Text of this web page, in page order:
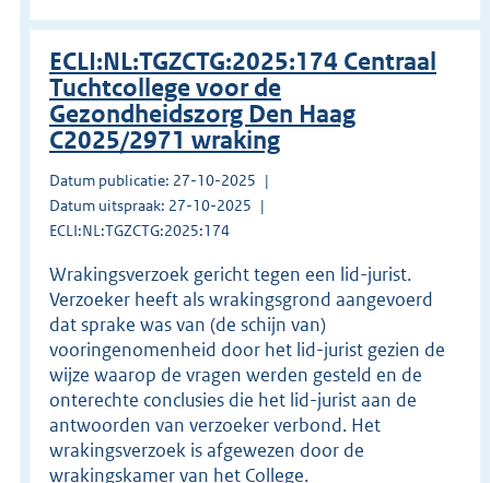
ECLI:NL:TGZCTG:2025:174 Centraal
Tuchtcollege voor de
Gezondheidszorg Den Haag
C2025/2971 wraking
Datum publicatie: 27-10-2025
Datum uitspraak: 27-10-2025
ECLI:NL:TGZCTG:2025:174
Wrakingsverzoek gericht tegen een lid-jurist.
Verzoeker heeft als wrakingsgrond aangevoerd
dat sprake was van (de schijn van)
vooringenomenheid door het lid-jurist gezien de
wijze waarop de vragen werden gesteld en de
onterechte conclusies die het lid-jurist aan de
antwoorden van verzoeker verbond. Het
wrakingsverzoek is afgewezen door de
wrakingskamer van het College.